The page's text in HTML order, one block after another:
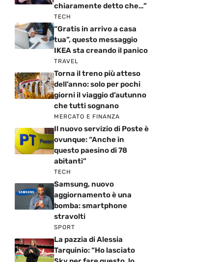
chiaramente detto che…”
TECH
“Gratis in arrivo a casa
tua”, questo messaggio
IKEA sta creando il panico
TRAVEL
Torna il treno più atteso
dell’anno: solo per pochi
giorni il viaggio d’autunno
che tutti sognano
MERCATO E FINANZA
Il nuovo servizio di Poste è
ovunque: “Anche in
questo paesino di 78
abitanti”
TECH
Samsung, nuovo
aggiornamento è una
bomba: smartphone
stravolti
SPORT
La pazzia di Alessia
Tarquinio: “Ho lasciato